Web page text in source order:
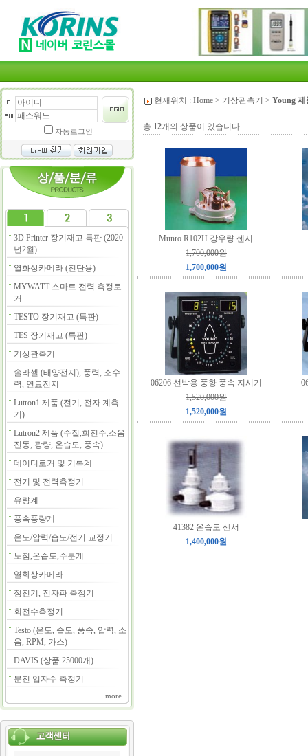
자동로그인
3D Printer 장기재고 특판 (2020
년2월)
열화상카메라 (진단용)
MYWATT 스마트 전력 측정로
거
TESTO 장기재고 (특판)
TES 장기재고 (특판)
기상관측기
솔라셀 (태양전지), 풍력, 소수
력, 연료전지
Lutron1 제품 (전기, 전자 계측
기)
Lutron2 제품 (수질,회전수,소음
진동, 광량, 온습도, 풍속)
데이터로거 및 기록계
전기 및 전력측정기
유량계
풍속풍량계
온도/압력/습도/전기 교정기
노점,온습도,수분계
열화상카메라
정전기, 전자파 측정기
회전수측정기
Testo (온도, 습도, 풍속, 압력, 소
음, RPM, 가스)
DAVIS (상품 25000개)
분진 입자수 측정기
more
현재위치 : Home > 기상관측기 > Young 제
총 12개의 상품이 있습니다.
Munro R102H 강우량 센서
1,700,000원
1,700,000원
06206 선박용 풍향 풍속 지시기
1,520,000원
1,520,000원
41382 온습도 센서
1,400,000원